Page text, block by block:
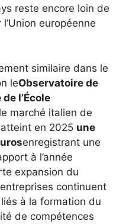
reste encore loin de
européenne
similaire dans le
leObservatoire de
l’École
le marché italien de
en 2025 une
enregistrant une
à l’année
expansion du
continuent
à la formation du
de compétences